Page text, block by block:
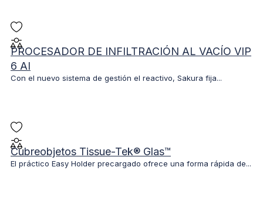
PROCESADOR DE INFILTRACIÓN AL VACÍO VIP
6 AI
Con el nuevo sistema de gestión el reactivo, Sakura fija...
Cubreobjetos Tissue-Tek® Glas™
El práctico Easy Holder precargado ofrece una forma rápida de...